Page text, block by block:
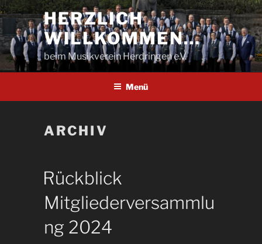
Zum
Inhalt
springen
HERZLICH
WILLKOMMEN…
beim Musikverein Herdringen e.V.
Menü
ARCHIV
Rückblick
Mitgliederversammlu
ng 2024